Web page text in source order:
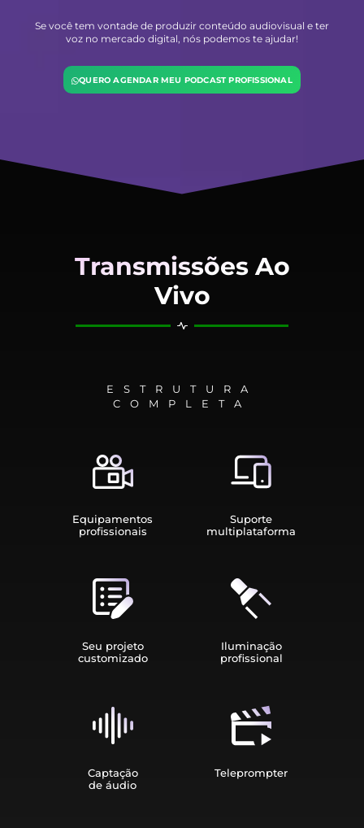
Se você tem vontade de produzir conteúdo audiovisual e ter
voz no mercado digital, nós podemos te ajudar!
QUERO AGENDAR MEU PODCAST PROFISSIONAL
Transmissões Ao
Vivo
ESTRUTURA
COMPLETA
Equipamen­tos
profissionais
Suporte
multiplata­forma
Seu projeto
customizado
Iluminação
profissional
Captação
de áudio
Teleprompter